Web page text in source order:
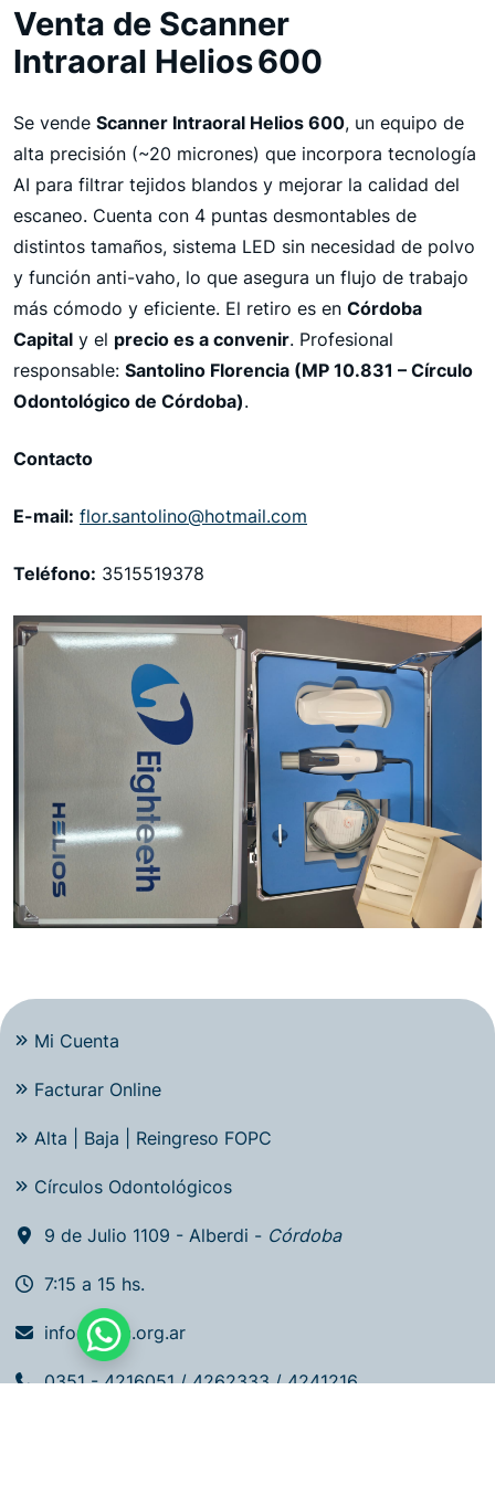
Venta de Scanner
Intraoral Helios 600
Se vende Scanner Intraoral Helios 600, un equipo de
alta precisión (~20 micrones) que incorpora tecnología
AI para filtrar tejidos blandos y mejorar la calidad del
escaneo. Cuenta con 4 puntas desmontables de
distintos tamaños, sistema LED sin necesidad de polvo
y función anti-vaho, lo que asegura un flujo de trabajo
más cómodo y eficiente. El retiro es en Córdoba
Capital y el precio es a convenir. Profesional
responsable: Santolino Florencia (MP 10.831 – Círculo
Odontológico de Córdoba).
Contacto
E-mail: flor.santolino@hotmail.com
Teléfono: 3515519378
Mi Cuenta
Facturar Online
Alta | Baja | Reingreso FOPC
Círculos Odontológicos
9 de Julio 1109 - Alberdi - Córdoba
7:15 a 15 hs.
info@fopc.org.ar
0351 - 4216051 / 4262333 / 4241216